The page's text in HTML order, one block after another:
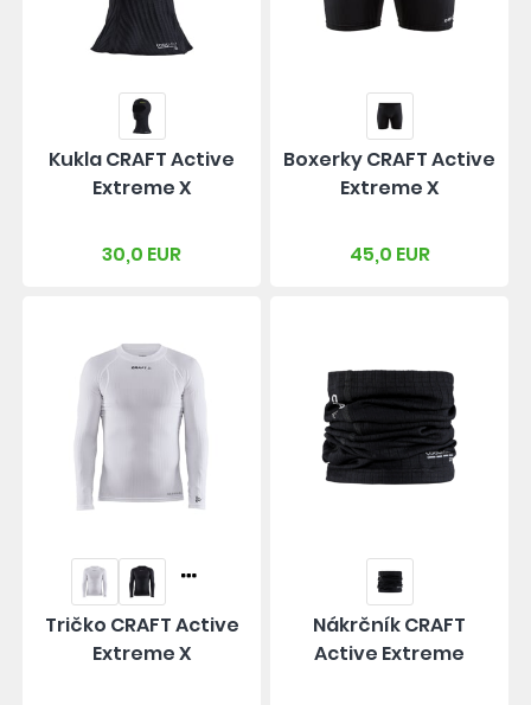
Kukla CRAFT Active
Extreme X
30,0 EUR
Boxerky CRAFT Active
Extreme X
45,0 EUR
Tričko CRAFT Active
Extreme X
Nákrčník CRAFT
Active Extreme